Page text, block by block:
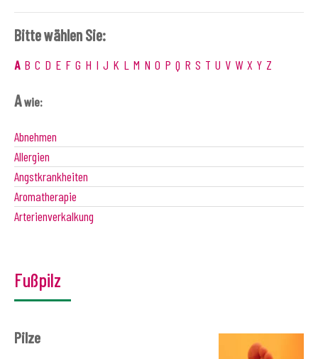
Bitte wählen Sie:
A B C D E F G H I J K L M N O P Q R S T U V W X Y Z
Awie:
Abnehmen
Allergien
Angstkrankheiten
Aromatherapie
Arterienverkalkung
Fußpilz
Pilze